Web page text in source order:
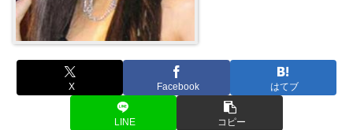
X Facebook はてブ
LINE コピー